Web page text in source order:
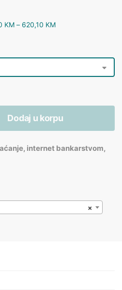
KM – 620,10 KM
Dodaj u korpu
internet bankarstvom,
×